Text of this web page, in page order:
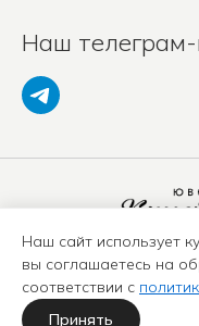
Наш телеграм-
Политика
Наш сайт использует
вы соглашаетесь на
соответствии с
Принять